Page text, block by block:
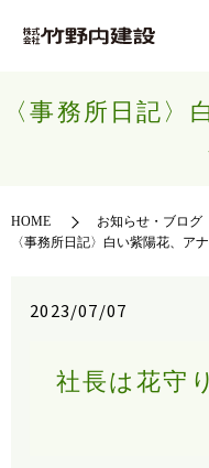
〈事務所日記〉
HOME
お知らせ・ブログ
〈事務所日記〉白い紫陽花、ア
2023/07/07
社長は花守